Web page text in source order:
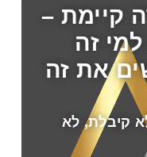
קיימת –
זה
את זה
קיבלת, לא